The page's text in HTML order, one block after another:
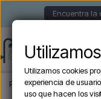
Encuentra la
Página de inicio Duchas
Utilizamos cookies
experiencia de
uso que hacen los